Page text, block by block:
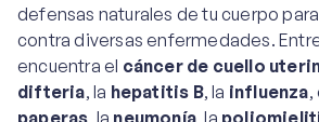
defensas naturales de tu cuerpo
contra diversas enfermedades.
encuentra el cáncer de cuello
difteria, la hepatitis B, la influenza,
paperas , la neumonía , la